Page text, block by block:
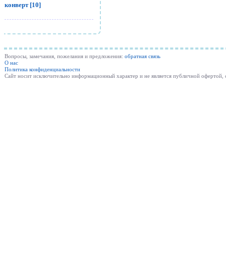
конверт [10]
Вопросы, замечания, пожелания и предложения: обратная связь
О нас
Политика конфиденциальности
Cайт носит исключительно информационный характер и не является публичной